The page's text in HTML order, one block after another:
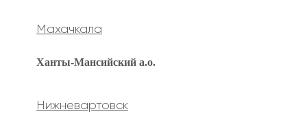
Махачкала
Ханты-Мансийский а.о.
Нижневартовск